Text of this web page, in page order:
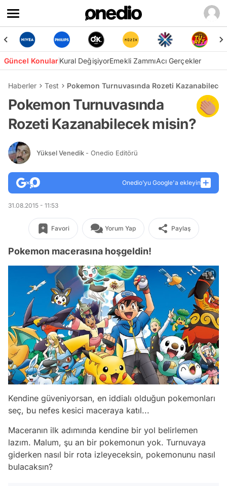
Güncel KonularKural DeğişiyorEmekli ZammıAcı Gerçekler
Haberler Test Pokemon Turnuvasında Rozeti
Pokemon Turnuvasında
Rozeti Kazanabilecek misin?
Yüksel Venedik - Onedio Editörü
Onedio’yu Google'a ekleyin
31.08.2015 - 11:53
Favori Yorum Yap Paylaş
Pokemon macerasına hoşgeldin!
Kendine güveniyorsan, en iddialı olduğun pokemonları
seç, bu nefes kesici maceraya katıl...
Maceranın ilk adımında kendine bir yol belirlemen
lazım. Malum, şu an bir pokemonun yok. Turnuvaya
giderken nasıl bir rota izleyeceksin, pokemonunu nasıl
bulacaksın?